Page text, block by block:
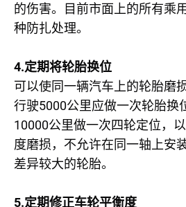
的伤害。目前市面上的所有乘
种防扎处理。
4.定期将轮胎换位
可以使同一辆汽车上的轮胎磨
行驶5000公里应做一次轮胎换
10000公里做一次四轮定位，
度磨损，不允许在同一轴上安
差异较大的轮胎。
5.定期修正车轮平衡度